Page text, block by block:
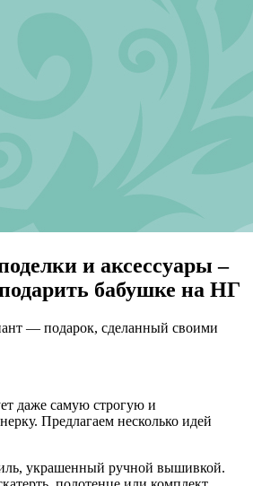
и аксессуары –
бабушке на НГ
— подарок, сделанный своими
даже самую строгую и
Предлагаем несколько идей
украшенный ручной вышивкой.